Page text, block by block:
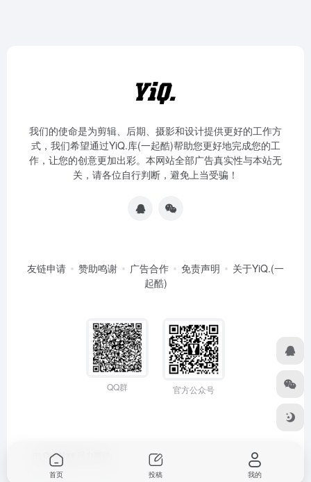
我们的使命是为剪辑、后期、摄影和设计提供更好的工作方
式，我们希望通过YiQ.库(一起酷)帮助您更好地完成您的工
作，让您的创意更加出彩。本网站全部广告真实性与本站无
关，请各位自行判断，避免上当受骗！
友链申请 赞助鸣谢 广告合作 免责声明
关于YiQ.(一
起酷)
QQ群 官方公众号
OneNav
首页 投稿 我的